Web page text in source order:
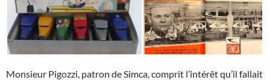
Monsieur Pigozzi, patron de Simca, comprit l’intérêt qu’il fallait